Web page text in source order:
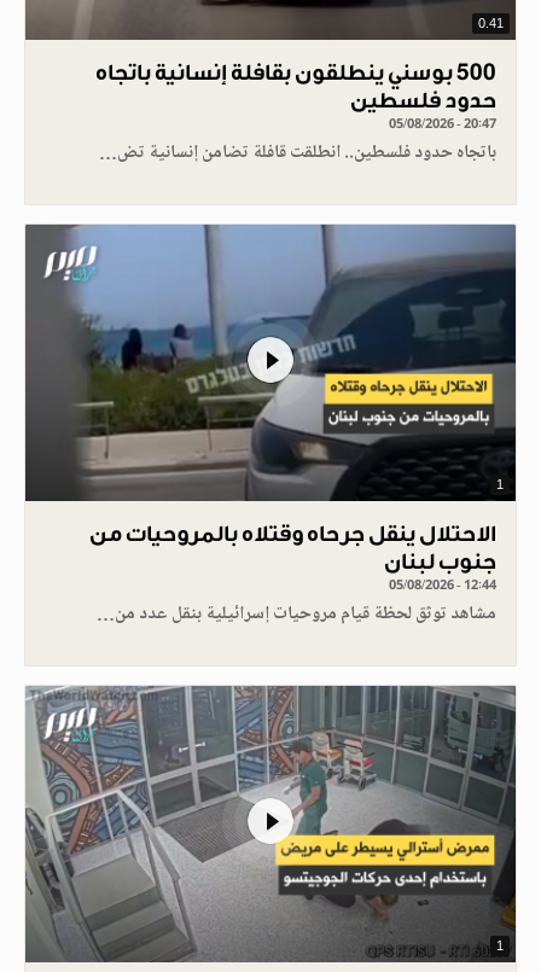
0.41
500 بوسني ينطلقون بقافلة إنسانية باتجاه
حدود فلسطين
05/08/2026 - 20:47
باتجاه حدود فلسطين.. انطلقت قافلة تضامن إنسانية تض…
1
الاحتلال ينقل جرحاه وقتلاه بالمروحيات من
جنوب لبنان
05/08/2026 - 12:44
مشاهد توثق لحظة قيام مروحيات إسرائيلية بنقل عدد من…
1